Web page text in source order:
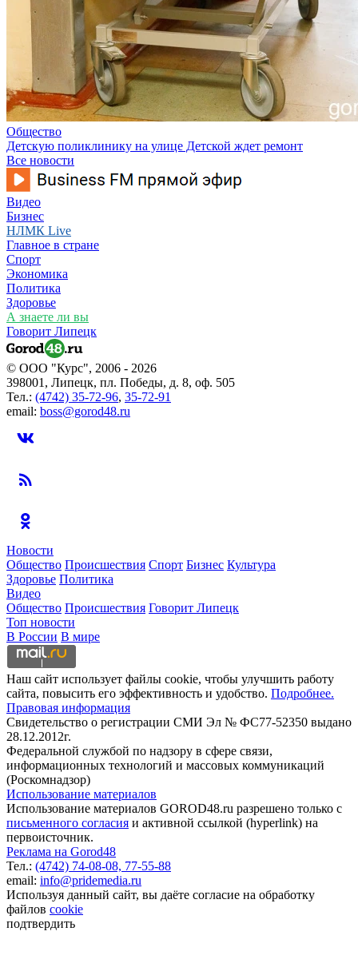
Общество
Детскую поликлинику на улице Детской ждет ремонт
Все новости
Видео
Бизнес
НЛМК Live
Главное в стране
Спорт
Экономика
Политика
Здоровье
А знаете ли вы
Говорит Липецк
© ООО "Курс", 2006 - 2026
398001, Липецк, пл. Победы, д. 8, оф. 505
Тел.: (4742) 35-72-96, 35-72-91
email: boss@gorod48.ru
Новости
Общество Происшествия Спорт Бизнес Культура
Здоровье Политика
Видео
Общество Происшествия Говорит Липецк
Топ новости
В России В мире
Наш сайт использует файлы cookie, чтобы улучшить работу
сайта, повысить его эффективность и удобство. Подробнее.
Правовая информация
Свидетельство о регистрации СМИ Эл № ФС77-52350 выдано
28.12.2012г.
Федеральной службой по надзору в сфере связи,
информационных технологий и массовых коммуникаций
(Роскомнадзор)
Использование материалов
Использование материалов GOROD48.ru разрешено только с
письменного согласия и активной ссылкой (hyperlink) на
первоисточник.
Реклама на Gorod48
Тел.: (4742) 74-08-08, 77-55-88
email: info@pridemedia.ru
Используя данный сайт, вы даёте согласие на обработку
файлов cookie
подтвердить